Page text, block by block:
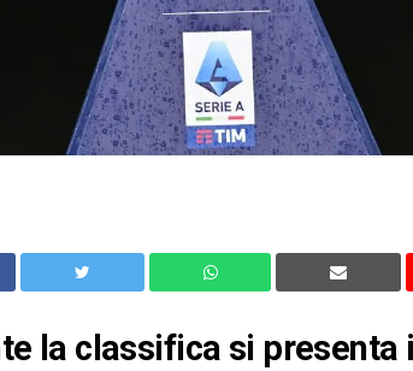
la classifica si presenta